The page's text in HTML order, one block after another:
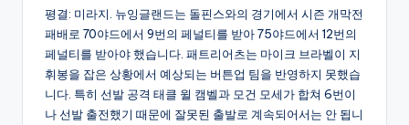
평결: 미라지. 뉴잉글랜드는 돌핀스와의 경기에서 시즌 개막전
패배로 70야드에서 9번의 페널티를 받아 75야드에서 12번의
페널티를 받아야 했습니다. 패트리어츠는 마이크 브라벨이 지
휘봉을 잡은 상황에서 예상되는 버튼업 팀을 반영하지 못했습
니다. 특히 선발 공격 태클 윌 캠벨과 모건 모세가 합쳐 6번이
나 선발 출전했기 때문에 잘못된 출발로 계속되어서는 안 됩니